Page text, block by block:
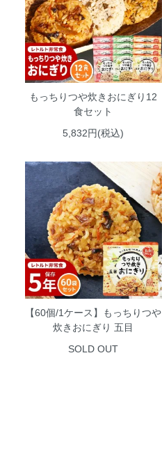
もっちりつや炊きおにぎり12
食セット
5,832円(税込)
【60個/1ケース】もっちりつや
炊きおにぎり 五目
SOLD OUT